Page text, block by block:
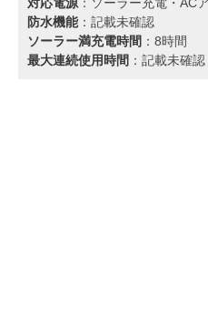
対応電源：‎ソーラー充電‎・AC
防水機能：記載未確認
ソーラー満充電時間 ：8時間
最大連続使用時間 ：記載未確認